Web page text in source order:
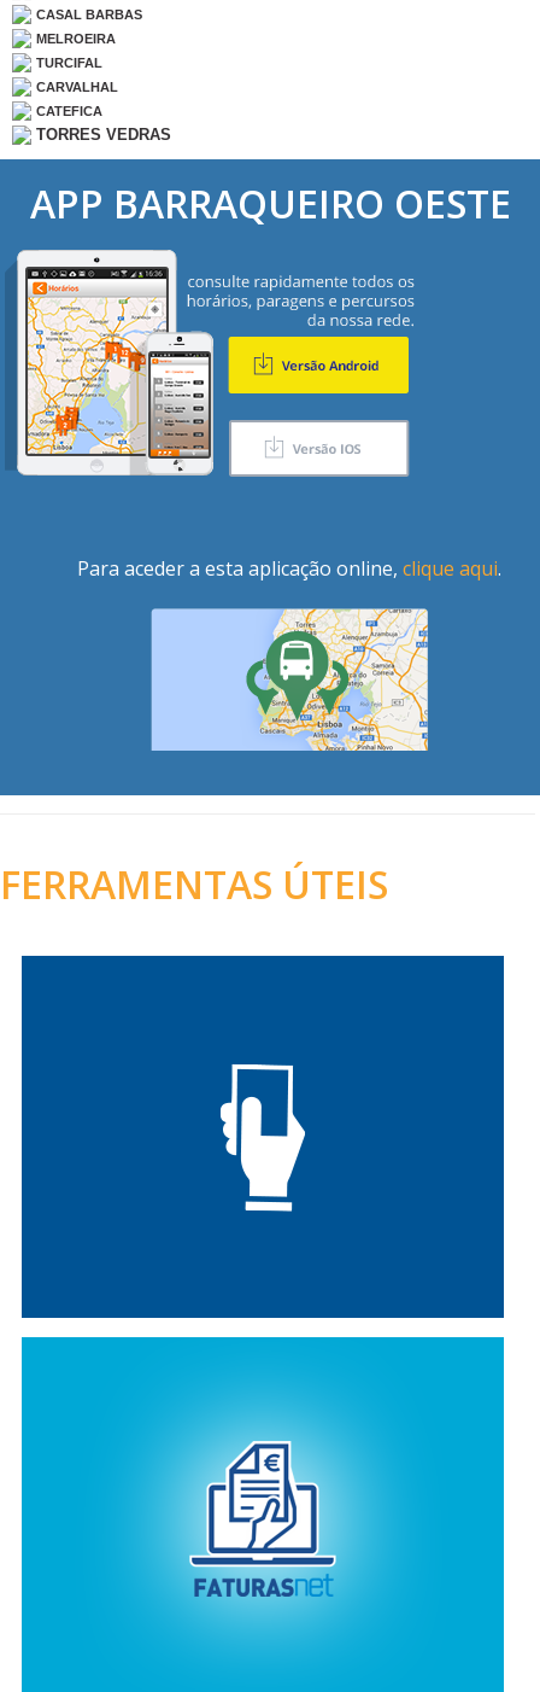
CASAL BARBAS
MELROEIRA
TURCIFAL
CARVALHAL
CATEFICA
TORRES VEDRAS
APP BARRAQUEIRO OESTE
Para aceder a esta aplicação online, clique aqui.
FERRAMENTAS ÚTEIS